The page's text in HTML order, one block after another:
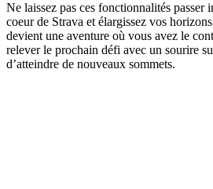
Ne laissez pas ces fonctionnalités passer
coeur de Strava et élargissez vos
devient une aventure où vous avez le
relever le prochain défi avec un sourire
d’atteindre de nouveaux sommets.